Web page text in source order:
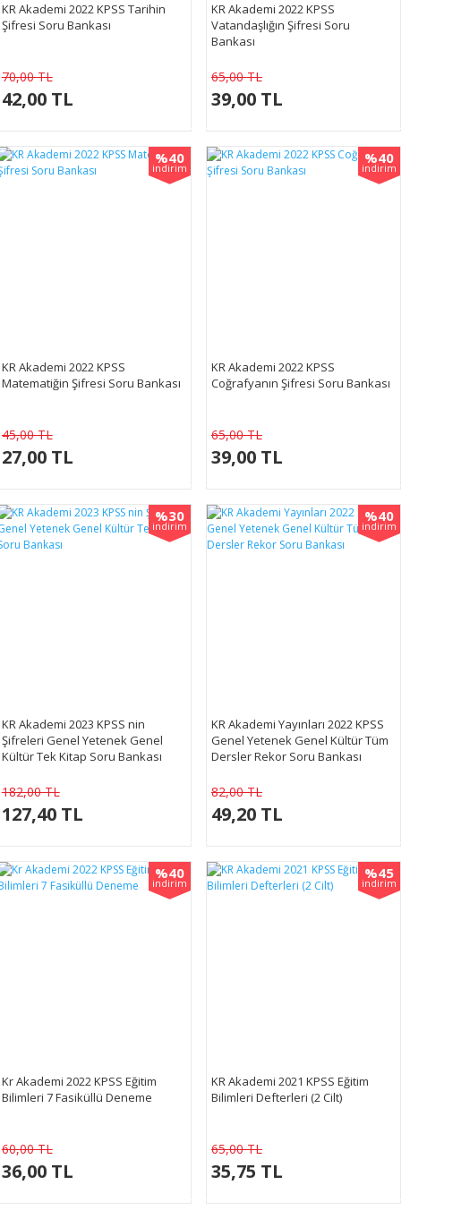
KR Akademi 2022 KPSS Tarihin
Şifresi Soru Bankası
70,00 TL
42,00 TL
KR Akademi 2022 KPSS
Vatandaşlığın Şifresi Soru
Bankası
65,00 TL
39,00 TL
%40
indirim
KR Akademi 2022 KPSS
Matematiğin Şifresi Soru Bankası
45,00 TL
27,00 TL
%40
indirim
KR Akademi 2022 KPSS
Coğrafyanın Şifresi Soru Bankası
65,00 TL
39,00 TL
%30
indirim
KR Akademi 2023 KPSS nin
Şifreleri Genel Yetenek Genel
Kültür Tek Kitap Soru Bankası
182,00 TL
127,40 TL
%40
indirim
KR Akademi Yayınları 2022 KPSS
Genel Yetenek Genel Kültür Tüm
Dersler Rekor Soru Bankası
82,00 TL
49,20 TL
%40
indirim
Kr Akademi 2022 KPSS Eğitim
Bilimleri 7 Fasiküllü Deneme
60,00 TL
36,00 TL
%45
indirim
KR Akademi 2021 KPSS Eğitim
Bilimleri Defterleri (2 Cilt)
65,00 TL
35,75 TL